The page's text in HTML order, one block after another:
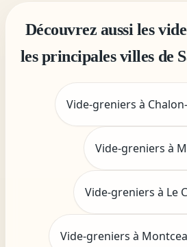
Découvrez aussi les
les principales villes de
Vide-greniers à
Vide-greniers à
Vide-greniers à Le
Vide-greniers à